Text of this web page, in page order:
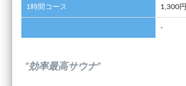
1時間コース 1,300円
-
”効率最高サウナ”